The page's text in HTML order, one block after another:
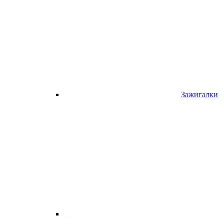
Зажигалки